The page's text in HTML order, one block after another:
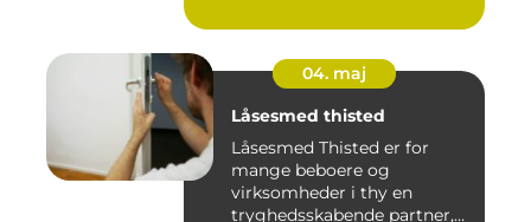
04. maj
Låsesmed thisted
Låsesmed Thisted er for
mange beboere og
virksomheder i thy en
tryghedsskabende partner,